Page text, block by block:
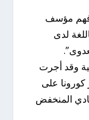
فهم مؤسف
لدى
وقد أجرت
كورونا على
المنخفض